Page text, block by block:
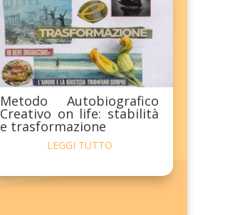
Metodo Autobiografico
Creativo on life: stabilità
e trasformazione
LEGGI TUTTO